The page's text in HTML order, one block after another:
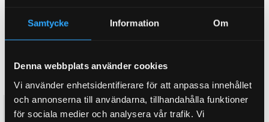
Samtycke Information Om
Denna webbplats använder cookies
Vi använder enhetsidentifierare för att anpassa innehållet
och annonserna till användarna, tillhandahålla funktioner
för sociala medier och analysera vår trafik. Vi
BMW M10 3-Lager
Topplockspackning Cometic
BMW M20 2,5-2,7 3-lager